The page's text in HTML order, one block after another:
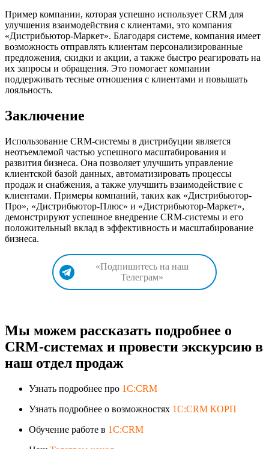
Пример компании, которая успешно использует CRM для
улучшения взаимодействия с клиентами, это компания
«Дистрибьютор-Маркет». Благодаря системе, компания имеет
возможность отправлять клиентам персонализированные
предложения, скидки и акции, а также быстро реагировать на
их запросы и обращения. Это помогает компании
поддерживать тесные отношения с клиентами и повышать
лояльность.
Заключение
Использование CRM-системы в дистрибуции является
неотъемлемой частью успешного масштабирования и
развития бизнеса. Она позволяет улучшить управление
клиентской базой данных, автоматизировать процессы
продаж и снабжения, а также улучшить взаимодействие с
клиентами. Примеры компаний, таких как «Дистрибьютор-
Про», «Дистрибьютор-Плюс» и «Дистрибьютор-Маркет»,
демонстрируют успешное внедрение CRM-системы и его
положительный вклад в эффективность и масштабирование
бизнеса.
«Подпишитесь на наш
Телеграм»
Мы можем рассказать подробнее о
CRM-системах и провести экскурсию в
наш отдел продаж
Узнать подробнее про 1C:CRM
Узнать подробнее о возможностях 1C:CRM КОРП
Обучение работе в 1C:CRM